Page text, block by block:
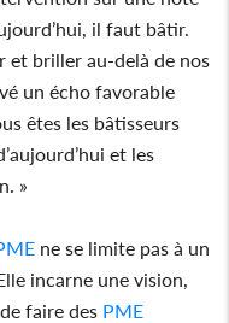
il faut bâtir.
et briller au-delà de nos
un écho favorable
êtes les bâtisseurs
et les
»
ne se limite pas à un
incarne une vision,
faire des PME